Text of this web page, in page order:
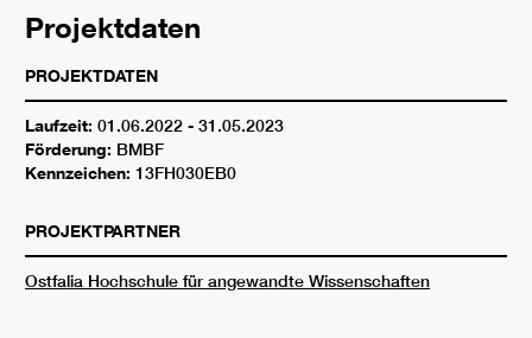
Projektdaten
PROJEKTDATEN
Laufzeit: 01.06.2022 - 31.05.2023
Förderung: BMBF
Kennzeichen: 13FH030EB0
PROJEKTPARTNER
Ostfalia Hochschule für angewandte Wissenschaften